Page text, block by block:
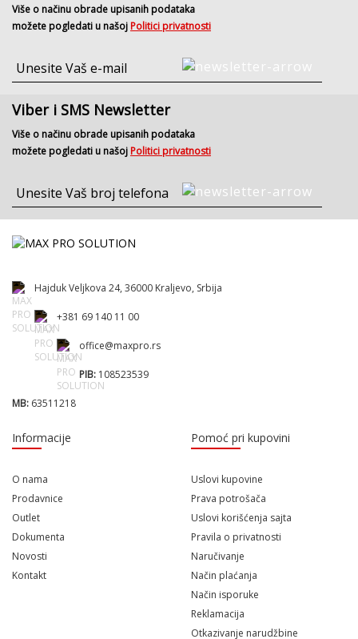
Više o načinu obrade upisanih podataka
možete pogledati u našoj Politici privatnosti
Viber i SMS Newsletter
Više o načinu obrade upisanih podataka
možete pogledati u našoj Politici privatnosti
Hajduk Veljkova 24, 36000 Kraljevo, Srbija
+381 69 140 11 00
office@maxpro.rs
PIB: 108523539
MB: 63511218
Informacije
O nama
Prodavnice
Outlet
Dokumenta
Novosti
Kontakt
Pomoć pri kupovini
Uslovi kupovine
Prava potrošača
Uslovi korišćenja sajta
Pravila o privatnosti
Naručivanje
Način plaćanja
Način isporuke
Reklamacija
Otkazivanje narudžbine